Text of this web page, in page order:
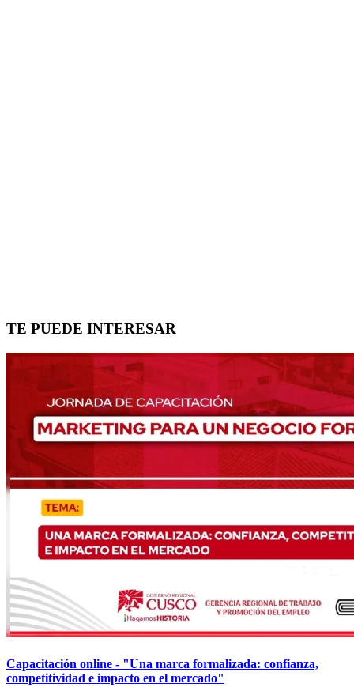
TE PUEDE INTERESAR
Capacitación online - "Una marca formalizada: confianza,
competitividad e impacto en el mercado"